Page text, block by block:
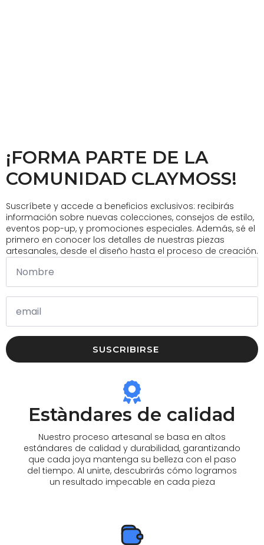
¡FORMA PARTE DE LA
COMUNIDAD CLAYMOSS!
Suscríbete y accede a beneficios exclusivos: recibirás
información sobre nuevas colecciones, consejos de estilo,
eventos pop-up, y promociones especiales. Además, sé el
primero en conocer los detalles de nuestras piezas
artesanales, desde el diseño hasta el proceso de creación.
SUSCRIBIRSE
Estàndares de calidad
Nuestro proceso artesanal se basa en altos
estándares de calidad y durabilidad, garantizando
que cada joya mantenga su belleza con el paso
del tiempo. Al unirte, descubrirás cómo logramos
un resultado impecable en cada pieza